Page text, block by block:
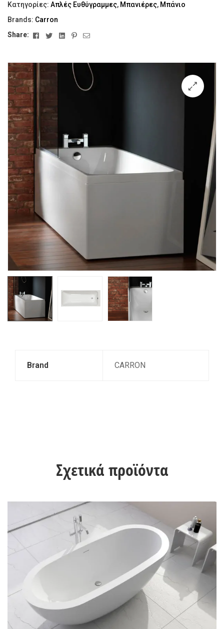
Κατηγορίες: Απλές Ευθύγραμμες, Μπανιέρες, Μπάνιο
Brands: Carron
Share:
FacebookTwitterLinkedinPinterest
Email
Brand CARRON
Σχετικά προϊόντα